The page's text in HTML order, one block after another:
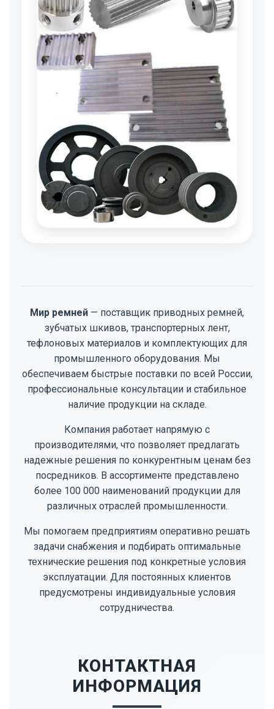
Мир ремней — поставщик приводных ремней,
зубчатых шкивов, транспортерных лент,
тефлоновых материалов и комплектующих для
промышленного оборудования. Мы
обеспечиваем быстрые поставки по всей России,
профессиональные консультации и стабильное
наличие продукции на складе.
Компания работает напрямую с
производителями, что позволяет предлагать
надежные решения по конкурентным ценам без
посредников. В ассортименте представлено
более 100 000 наименований продукции для
различных отраслей промышленности.
Мы помогаем предприятиям оперативно решать
задачи снабжения и подбирать оптимальные
технические решения под конкретные условия
эксплуатации. Для постоянных клиентов
предусмотрены индивидуальные условия
сотрудничества.
КОНТАКТНАЯ
ИНФОРМАЦИЯ